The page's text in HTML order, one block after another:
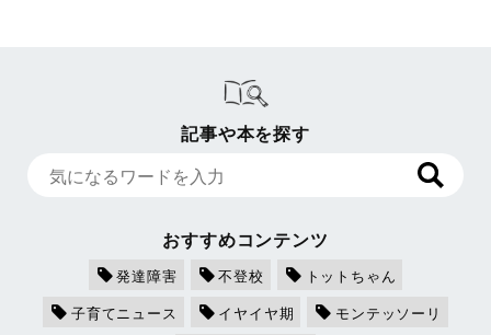
記事や本を探す
おすすめコンテンツ
発達障害 不登校
トットちゃん
子育てニュース
イヤイヤ期
モンテッソーリ